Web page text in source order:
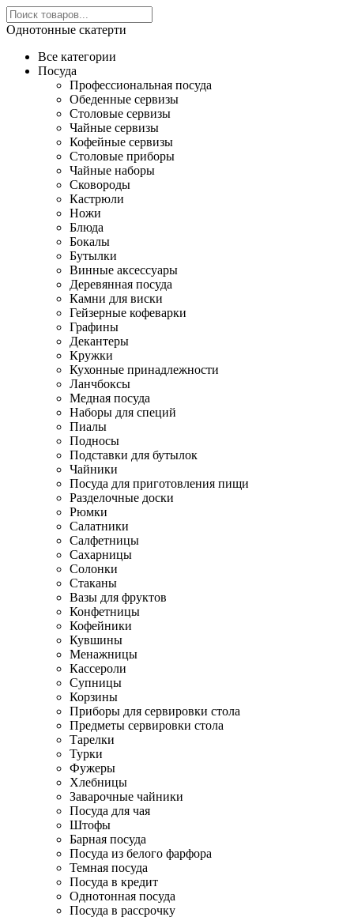
Однотонные скатерти
Все категории
Посуда
Профессиональная посуда
Обеденные сервизы
Столовые сервизы
Чайные сервизы
Кофейные сервизы
Столовые приборы
Чайные наборы
Сковороды
Кастрюли
Ножи
Блюда
Бокалы
Бутылки
Винные аксессуары
Деревянная посуда
Камни для виски
Гейзерные кофеварки
Графины
Декантеры
Кружки
Кухонные принадлежности
Ланчбоксы
Медная посуда
Наборы для специй
Пиалы
Подносы
Подставки для бутылок
Чайники
Посуда для приготовления пищи
Разделочные доски
Рюмки
Салатники
Салфетницы
Сахарницы
Солонки
Стаканы
Вазы для фруктов
Конфетницы
Кофейники
Кувшины
Менажницы
Кассероли
Супницы
Корзины
Приборы для сервировки стола
Предметы сервировки стола
Тарелки
Турки
Фужеры
Хлебницы
Заварочные чайники
Посуда для чая
Штофы
Барная посуда
Посуда из белого фарфора
Темная посуда
Посуда в кредит
Однотонная посуда
Посуда в рассрочку